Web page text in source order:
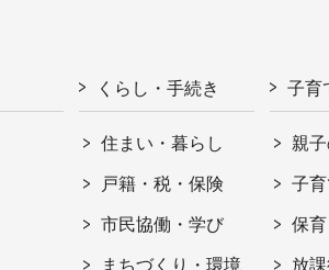
くらし・手続き
住まい・暮らし
戸籍・税・保険
市民協働・学び
まちづくり・環境
子育
親
子
保
放